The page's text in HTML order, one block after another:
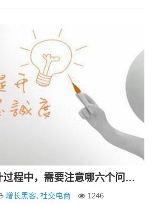
建立完善的用户数据库，实现用户信息
积分商城在设计过程中，需要注意哪六个问题？
增长黑客, 社交电商
1246